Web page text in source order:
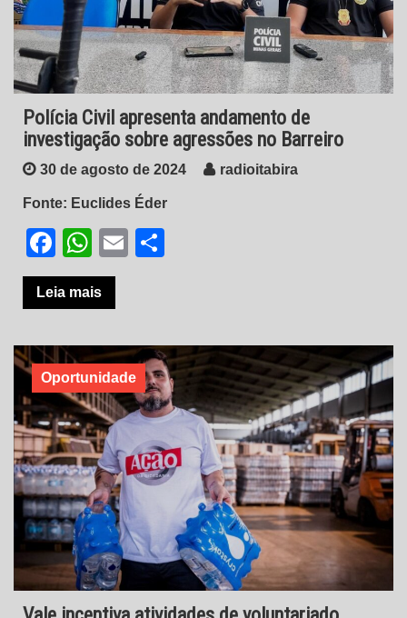
Polícia Civil apresenta andamento de
investigação sobre agressões no Barreiro
30 de agosto de 2024 radioitabira
Fonte: Euclides Éder
Facebook
WhatsApp
Email
Leia mais
Oportunidade